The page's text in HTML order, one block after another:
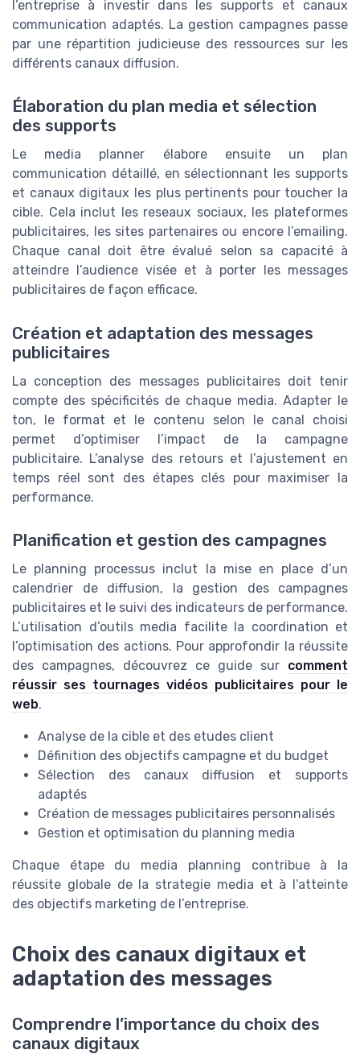
l’entreprise à investir dans les supports et canaux
communication adaptés. La gestion campagnes passe
par une répartition judicieuse des ressources sur les
différents canaux diffusion.
Élaboration du plan media et sélection
des supports
Le media planner élabore ensuite un plan
communication détaillé, en sélectionnant les supports
et canaux digitaux les plus pertinents pour toucher la
cible. Cela inclut les reseaux sociaux, les plateformes
publicitaires, les sites partenaires ou encore l’emailing.
Chaque canal doit être évalué selon sa capacité à
atteindre l’audience visée et à porter les messages
publicitaires de façon efficace.
Création et adaptation des messages
publicitaires
La conception des messages publicitaires doit tenir
compte des spécificités de chaque media. Adapter le
ton, le format et le contenu selon le canal choisi
permet d’optimiser l’impact de la campagne
publicitaire. L’analyse des retours et l’ajustement en
temps réel sont des étapes clés pour maximiser la
performance.
Planification et gestion des campagnes
Le planning processus inclut la mise en place d’un
calendrier de diffusion, la gestion des campagnes
publicitaires et le suivi des indicateurs de performance.
L’utilisation d’outils media facilite la coordination et
l’optimisation des actions. Pour approfondir la réussite
des campagnes, découvrez ce guide sur comment
réussir ses tournages vidéos publicitaires pour le
web.
Analyse de la cible et des etudes client
Définition des objectifs campagne et du budget
Sélection des canaux diffusion et supports
adaptés
Création de messages publicitaires personnalisés
Gestion et optimisation du planning media
Chaque étape du media planning contribue à la
réussite globale de la strategie media et à l’atteinte
des objectifs marketing de l’entreprise.
Choix des canaux digitaux et
adaptation des messages
Comprendre l’importance du choix des
canaux digitaux